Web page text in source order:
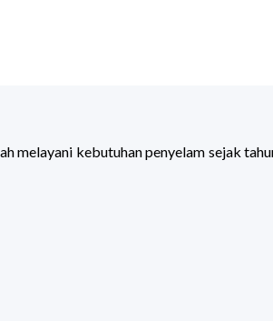
melayani kebutuhan penyelam sejak